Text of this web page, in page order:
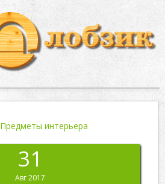
Предметы интерьера
31
Авг 2017